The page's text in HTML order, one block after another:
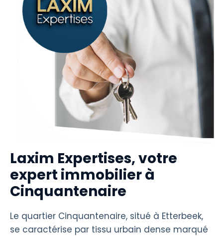
Laxim Expertises, votre
expert immobilier à
Cinquantenaire
Le quartier Cinquantenaire, situé à Etterbeek,
se caractérise par tissu urbain dense marqué